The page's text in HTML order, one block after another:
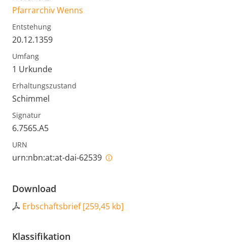
Pfarrarchiv Wenns
Entstehung
20.12.1359
Umfang
1 Urkunde
Erhaltungszustand
Schimmel
Signatur
6.7565.A5
URN
urn:nbn:at:at-dai-62539
Download
Erbschaftsbrief[259,45 kb]
Klassifikation